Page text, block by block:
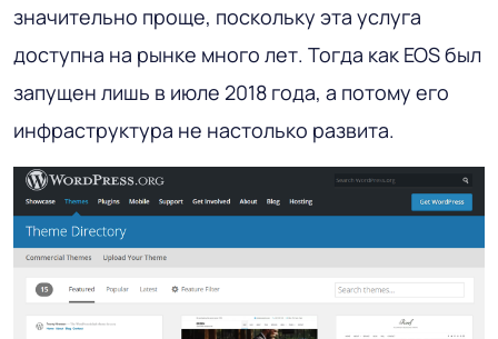
значительно проще, поскольку эта услуга
доступна на рынке много лет. Тогда как EOS был
запущен лишь в июле 2018 года, а потому его
инфраструктура не настолько развита.